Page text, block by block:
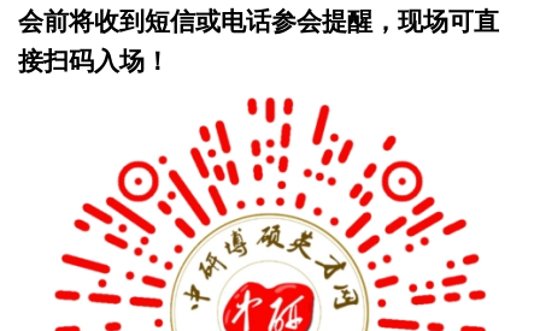
会前将收到短信或电话参会提醒，现场可直
接扫码入场 ！